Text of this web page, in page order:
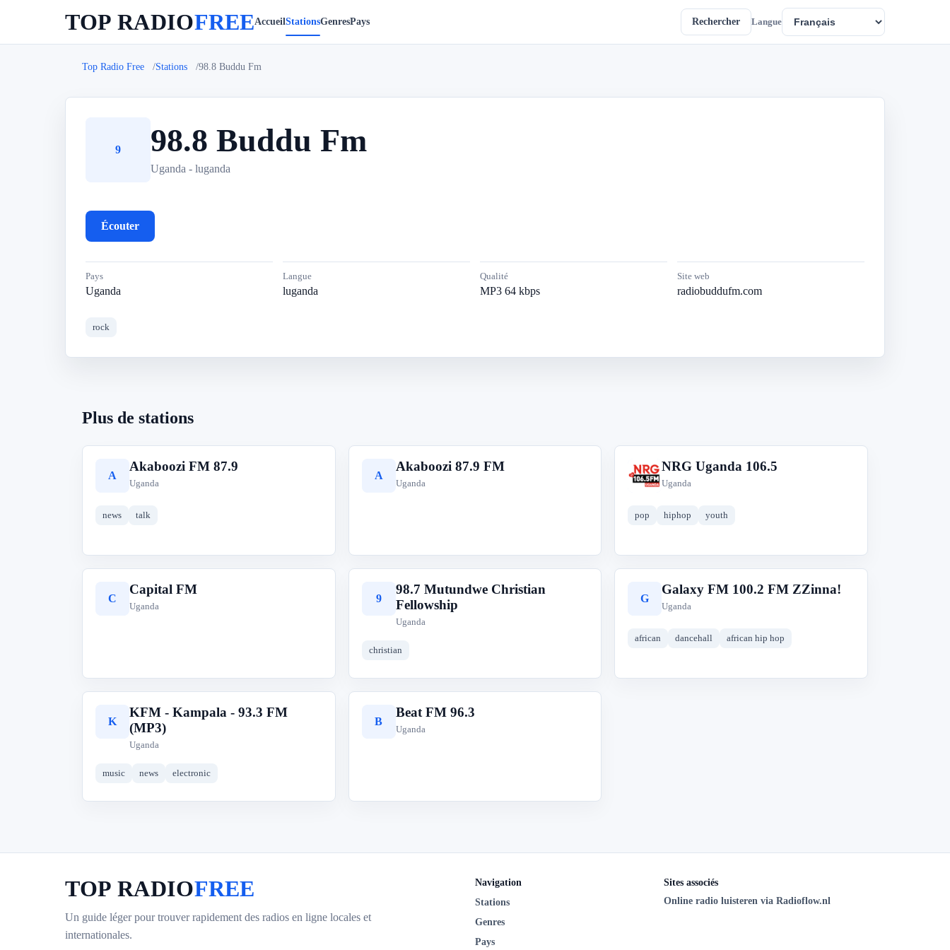
TOP RADIOFREEAccueilStationsGenresPays Rechercher Langue
Top Radio Free Stations 98.8 Buddu Fm
9 98.8 Buddu Fm
Uganda - luganda
Écouter
Pays
Uganda
Langue
luganda
Qualité
MP3 64 kbps
Site web
radiobuddufm.com
rock
Plus de stations
A
Akaboozi FM 87.9
Uganda
news talk
A
Akaboozi 87.9 FM
Uganda
N
NRG Uganda 106.5
Uganda
pop hiphop youth
C
Capital FM
Uganda
9
98.7 Mutundwe Christian
Fellowship
Uganda
christian
G
Galaxy FM 100.2 FM ZZinna!
Uganda
african dancehall african hip hop
K
KFM - Kampala - 93.3 FM
(MP3)
Uganda
music news electronic
B
Beat FM 96.3
Uganda
TOP RADIOFREE
Un guide léger pour trouver rapidement des radios en ligne locales et
internationales.
Navigation
Stations
Genres
Pays
Sites associés
Online radio luisteren via Radioflow.nl